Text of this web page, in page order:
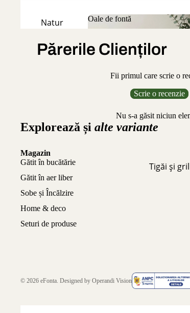
Natur
Oale de fontă
Tigăi și
Părerile Clienților
Fii primul care scrie o
Scrie o recenzie
Nu s-a găsit niciun
Explorează și alte variante
Magazin
Gătit în bucătărie
Gătit în aer liber
Sobe și Încălzire
Home & deco
Seturi de produse
© 2026 eFonta. Designed by Operandi Vision